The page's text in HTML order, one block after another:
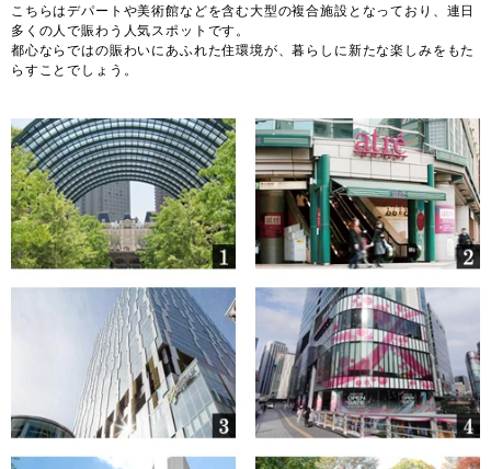
こちらはデパートや美術館などを含む大型の複合施設となっており、連日
多くの人で賑わう人気スポットです。
都心ならではの賑わいにあふれた住環境が、暮らしに新たな楽しみをもた
らすことでしょう。